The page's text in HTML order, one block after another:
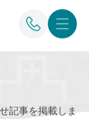
記事を掲載しま